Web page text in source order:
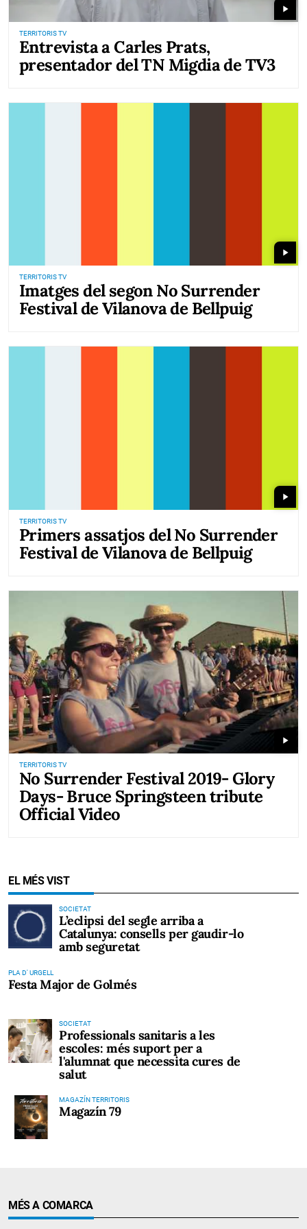
play_arrow
TERRITORIS TV
Entrevista a Carles Prats,
presentador del TN Migdia de TV3
play_arrow
TERRITORIS TV
Imatges del segon No Surrender
Festival de Vilanova de Bellpuig
play_arrow
TERRITORIS TV
Primers assatjos del No Surrender
Festival de Vilanova de Bellpuig
play_arrow
TERRITORIS TV
No Surrender Festival 2019- Glory
Days- Bruce Springsteen tribute
Official Video
EL MÉS VIST
SOCIETAT
L’eclipsi del segle arriba a
Catalunya: consells per gaudir-lo
amb seguretat
PLA D' URGELL
Festa Major de Golmés
SOCIETAT
Professionals sanitaris a les
escoles: més suport per a
l'alumnat que necessita cures de
salut
MAGAZÍN TERRITORIS
Magazín 79
MÉS A COMARCA